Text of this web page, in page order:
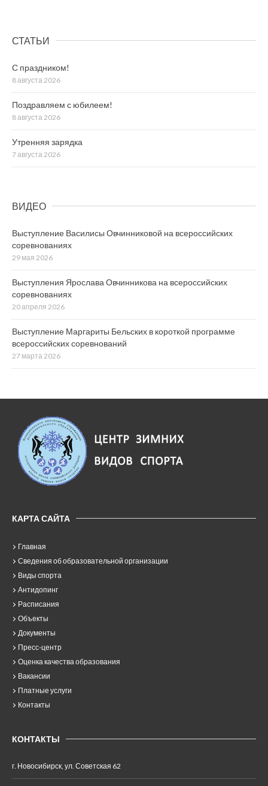
СТАТЬИ
С праздником!
8 августа 2026
Поздравляем с юбилеем!
8 августа 2026
Утренняя зарядка
7 августа 2026
ВИДЕО
Выступление Василисы Овчинниковой на всероссийских
соревнованиях
29 мая 2026
Выступления Ярослава Овчинникова на всероссийских
соревнованиях
20 апреля 2026
Выступление Маргариты Бельских в короткой программе
всероссийских соревнований
27 марта 2026
КАРТА САЙТА
Главная
Сведения об образовательной организации
Виды спорта
Антидопинг
Расписания
Объекты
Документы
Пресс-центр
Оценка качества образования
Вакансии
Платные услуги
Контакты
КОНТАКТЫ
г. Новосибирск, ул. Советская 62